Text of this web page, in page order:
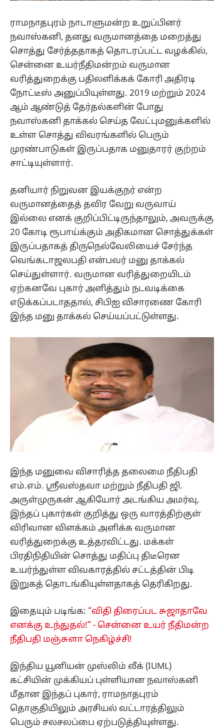
ராமநாதபுரம் நாடாளுமன்ற உறுப்பினர்
நவாஸ்கனி, தனது வருமானத்தை மறைத்து
சொத்து சேர்த்ததாகத் தொடரப்பட்ட வழக்கில்,
சென்னை உயர்நீதிமன்றம் வருமான
வரித்துறைக்கு பதிலளிக்கக் கோரி அதிரடி
நோட்டீஸ் அனுப்பியுள்ளது. 2019 மற்றும் 2024
ஆம் ஆண்டுத் தேர்தல்களின் போது
நவாஸ்கனி தாக்கல் செய்த வேட்புமனுக்களில்
உள்ள சொத்து விவரங்களில் பெரும்
முரண்பாடுகள் இருப்பதாக மனுதாரர் குற்றம்
சாட்டியுள்ளார்.
தனியார் நிறுவன இயக்குநர் என்ற
வருமானத்தைத் தவிர வேறு வருவாய்
இல்லை எனக் குறிப்பிட்டிருந்தாலும், அவருக்கு
20 கோடி ரூபாய்க்கும் அதிகமான சொத்துக்கள்
இருப்பதாகத் திருநெல்வேலியைச் சேர்ந்த
வெங்கடாஜலபதி என்பவர் மனு தாக்கல்
செய்துள்ளார். வருமான வரித்துறையிடம்
ஏற்கனவே புகார் அளித்தும் நடவடிக்கை
எடுக்கப்படாததால், சிபிஐ விசாரணை கோரி
இந்த மனு தாக்கல் செய்யப்பட்டுள்ளது.
இந்த மனுவை விசாரித்த தலைமை நீதிபதி
எம்.எம். ஸ்ரீவஸ்தவா மற்றும் நீதிபதி ஜி.
அருள்முருகன் ஆகியோர் அடங்கிய அமர்வு,
இந்தப் புகார்கள் குறித்து ஒரு வாரத்திற்குள்
விரிவான விளக்கம் அளிக்க வருமான
வரித்துறைக்கு உத்தரவிட்டது. மக்கள்
பிரதிநிதியின் சொத்து மதிப்பு திடீரென
உயர்ந்துள்ள விவகாரத்தில் சட்டத்தின் பிடி
இறுகத் தொடங்கியுள்ளதாகத் தெரிகிறது.
இதையும் படிங்க: “விதி திரைப்பட சுஜாதாவே
எனக்கு உந்துதல்!” - சென்னை உயர் நீதிமன்ற
நீதிபதி மஞ்சுளா நெகிழ்ச்சி!
இந்திய யூனியன் முஸ்லிம் லீக் (IUML)
கட்சியின் முக்கியப் புள்ளியான நவாஸ்கனி
மீதான இந்தப் புகார், ராமநாதபுரம்
தொகுதியிலும் அரசியல் வட்டாரத்திலும்
பெரும் சலசலப்பை ஏற்படுத்தியுள்ளது.